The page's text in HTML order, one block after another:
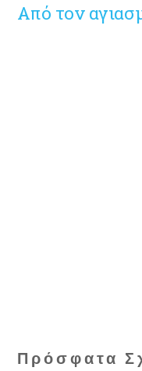
Από τον
Πρόσφατα